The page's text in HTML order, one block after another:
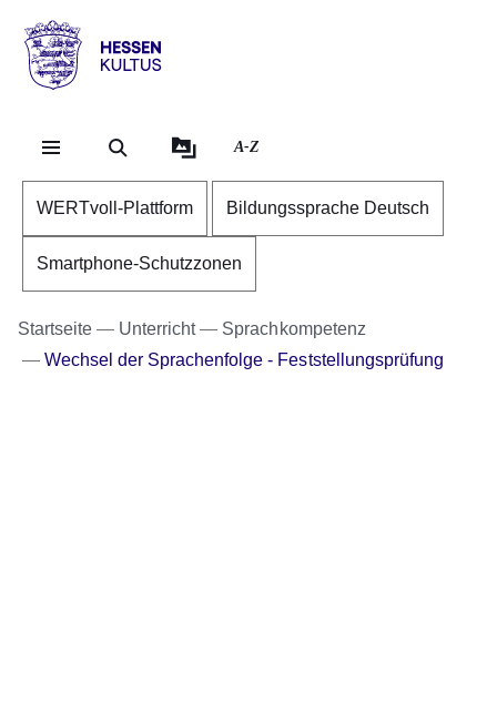
Hessen
Kultus
A-Z
WERTvoll-Plattform Bildungssprache Deutsch
Smartphone-Schutzzonen
Startseite Unterricht
Sprachkompetenz
Wechsel der Sprachenfolge - Feststellungsprüfung